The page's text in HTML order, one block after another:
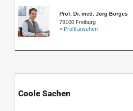
Prof. Dr. med. Jörg Borges
79100 Freiburg
» Profil ansehen
Coole Sachen